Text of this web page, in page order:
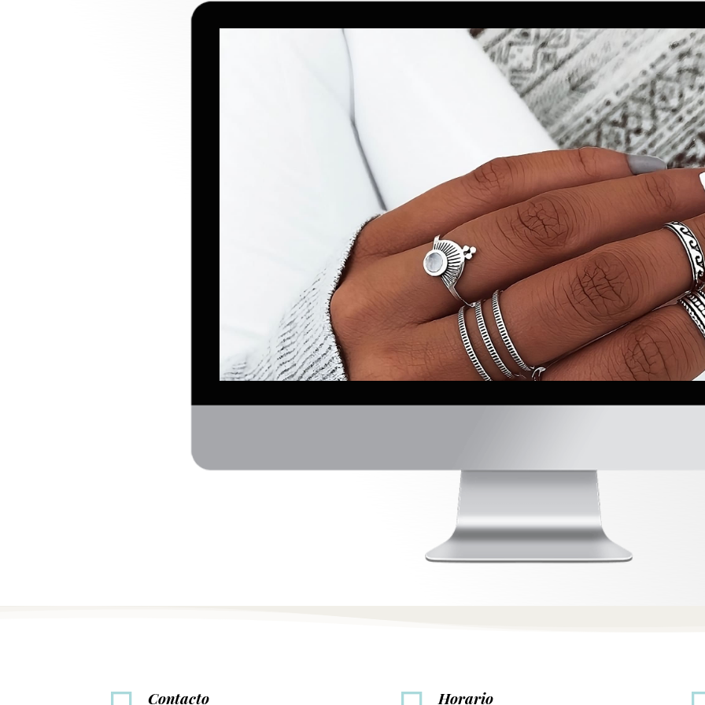
Contacto Horario